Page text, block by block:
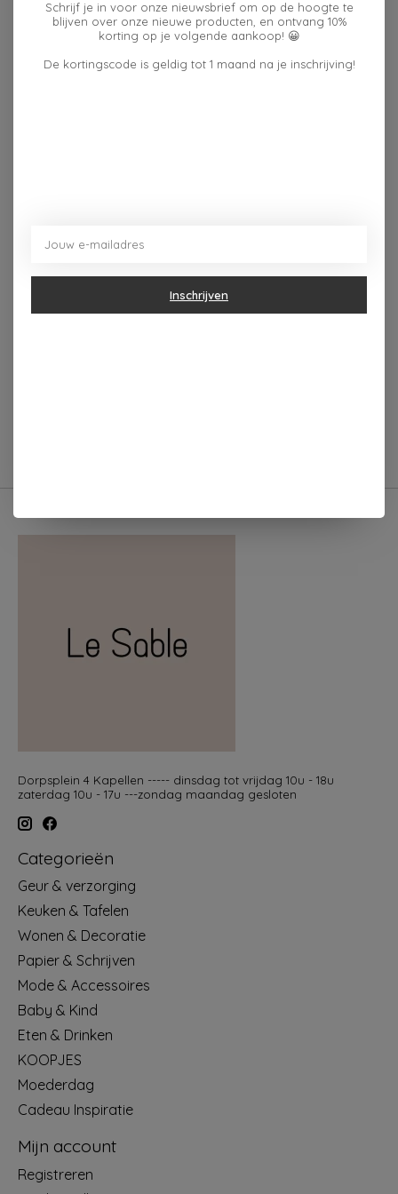
Beschrijving Reviews (0)
melts, maar ook een prachtige decoratie tijdens de
Geschikt voor: Geurolie en wax melts
Dorpsplein 4 Kapellen ----- dinsdag tot vrijdag 10u - 18u
zaterdag 10u - 17u ---zondag maandag gesloten
Categorieën
Geur & verzorging
Keuken & Tafelen
Wonen & Decoratie
Papier & Schrijven
Mode & Accessoires
Baby & Kind
Eten & Drinken
KOOPJES
Moederdag
Cadeau Inspiratie
Mijn account
Registreren
Schrijf je in voor onze nieuwsbrief om op de hoogte te
blijven over onze nieuwe producten, en ontvang 10%
korting op je volgende aankoop! 😀
De kortingscode is geldig tot 1 maand na je inschrijving!
Inschrijven